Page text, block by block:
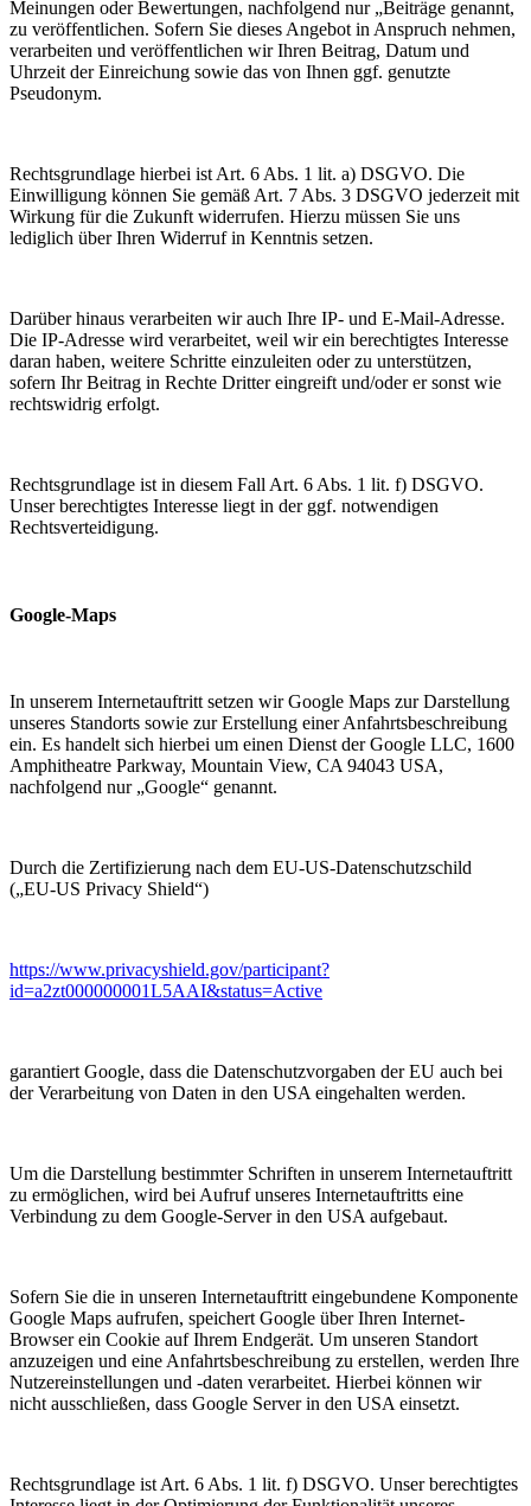
Meinungen oder Bewertungen, nachfolgend nur „Beiträge genannt,
zu veröffentlichen. Sofern Sie dieses Angebot in Anspruch nehmen,
verarbeiten und veröffentlichen wir Ihren Beitrag, Datum und
Uhrzeit der Einreichung sowie das von Ihnen ggf. genutzte
Pseudonym.
Rechtsgrundlage hierbei ist Art. 6 Abs. 1 lit. a) DSGVO. Die
Einwilligung können Sie gemäß Art. 7 Abs. 3 DSGVO jederzeit mit
Wirkung für die Zukunft widerrufen. Hierzu müssen Sie uns
lediglich über Ihren Widerruf in Kenntnis setzen.
Darüber hinaus verarbeiten wir auch Ihre IP- und E-Mail-Adresse.
Die IP-Adresse wird verarbeitet, weil wir ein berechtigtes Interesse
daran haben, weitere Schritte einzuleiten oder zu unterstützen,
sofern Ihr Beitrag in Rechte Dritter eingreift und/oder er sonst wie
rechtswidrig erfolgt.
Rechtsgrundlage ist in diesem Fall Art. 6 Abs. 1 lit. f) DSGVO.
Unser berechtigtes Interesse liegt in der ggf. notwendigen
Rechtsverteidigung.
Google-Maps
In unserem Internetauftritt setzen wir Google Maps zur Darstellung
unseres Standorts sowie zur Erstellung einer Anfahrtsbeschreibung
ein. Es handelt sich hierbei um einen Dienst der Google LLC, 1600
Amphitheatre Parkway, Mountain View, CA 94043 USA,
nachfolgend nur „Google“ genannt.
Durch die Zertifizierung nach dem EU-US-Datenschutzschild
(„EU-US Privacy Shield“)
https://www.privacyshield.gov/participant?
id=a2zt000000001L5AAI&status=Active
garantiert Google, dass die Datenschutzvorgaben der EU auch bei
der Verarbeitung von Daten in den USA eingehalten werden.
Um die Darstellung bestimmter Schriften in unserem Internetauftritt
zu ermöglichen, wird bei Aufruf unseres Internetauftritts eine
Verbindung zu dem Google-Server in den USA aufgebaut.
Sofern Sie die in unseren Internetauftritt eingebundene Komponente
Google Maps aufrufen, speichert Google über Ihren Internet-
Browser ein Cookie auf Ihrem Endgerät. Um unseren Standort
anzuzeigen und eine Anfahrtsbeschreibung zu erstellen, werden Ihre
Nutzereinstellungen und -daten verarbeitet. Hierbei können wir
nicht ausschließen, dass Google Server in den USA einsetzt.
Rechtsgrundlage ist Art. 6 Abs. 1 lit. f) DSGVO. Unser berechtigtes